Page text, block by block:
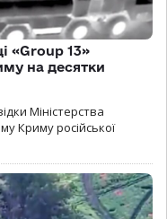
«Group 13»
на десятки
Міністерства
Криму російської